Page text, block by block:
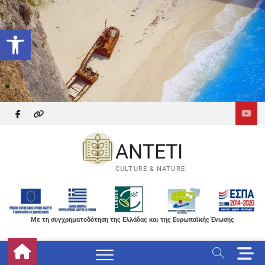
Ανοίξτε τη γραμμή εργαλείων
Skip
to
content
facebook
themefreesia
ANTETI
CULTURE & NATURE
Με τη συγχρηματοδότηση της Ελλάδας και της Ευρωπαϊκής Ένωσης
M
e